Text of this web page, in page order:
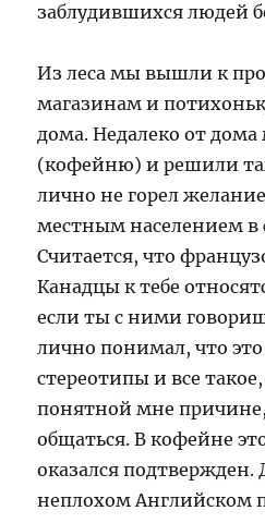
заблудившихся людей
Из леса мы вышли к
магазинам и
дома. Недалеко от
(кофейню) и решили
лично не горел
местным населением в
Считается, что
Канадцы к тебе
если ты с ними
лично понимал, что
стереотипы и все
понятной мне
общаться. В кофейне
оказался подтвержден.
неплохом Английском